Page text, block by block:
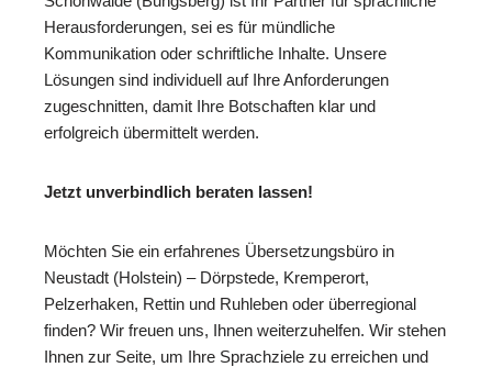
Herausforderungen, sei es für mündliche
Kommunikation oder schriftliche Inhalte. Unsere
Lösungen sind individuell auf Ihre Anforderungen
zugeschnitten, damit Ihre Botschaften klar und
erfolgreich übermittelt werden.
Jetzt unverbindlich beraten lassen!
Möchten Sie ein erfahrenes Übersetzungsbüro in
Neustadt (Holstein) – Dörpstede, Kremperort,
Pelzerhaken, Rettin und Ruhleben oder überregional
finden? Wir freuen uns, Ihnen weiterzuhelfen. Wir stehen
Ihnen zur Seite, um Ihre Sprachziele zu erreichen und